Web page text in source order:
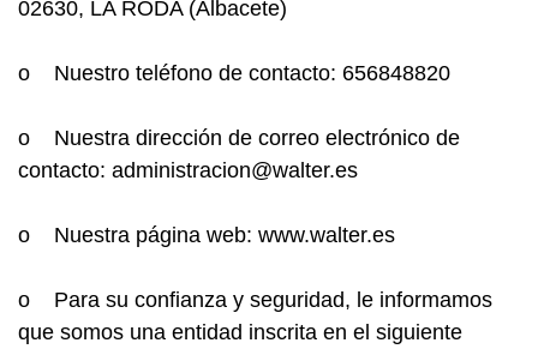
02630, LA RODA (Albacete)
o Nuestro teléfono de contacto: 656848820
o Nuestra dirección de correo electrónico de
contacto: administracion@walter.es
o Nuestra página web: www.walter.es
o Para su confianza y seguridad, le informamos
que somos una entidad inscrita en el siguiente